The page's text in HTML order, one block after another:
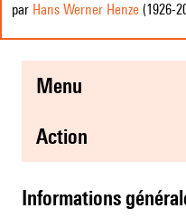
par Hans Werner Henze (1926-
menu
action
informations